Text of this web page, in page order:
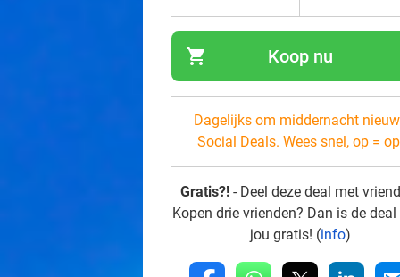
shopping_cart Koop nu
Dagelijks om middernacht
Social Deals. Wees snel, op =
Gratis?! - Deel deze deal met
Kopen drie vrienden? Dan is de
jou gratis! (info)